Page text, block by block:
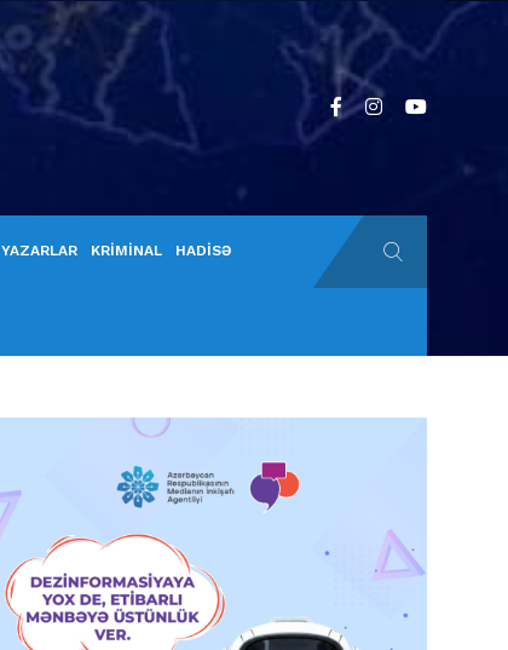
YAZARLAR KRİMİNAL HADİSƏ